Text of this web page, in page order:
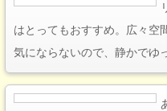
はとってもおすすめ。広々空
気にならないので、静かでゆ